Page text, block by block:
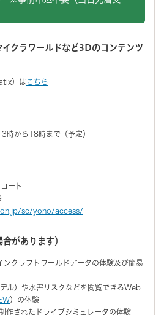
イクラワールドなど3Dのコンテンツ
）は こちら
から18時まで（予定）
ート
sc/yono/access/
があります）
ンクラフトワールドデータの体験及び簡易
ル）や水害リスクなどを閲覧できるWeb
）の体験
作されたドライブシミュレータの体験